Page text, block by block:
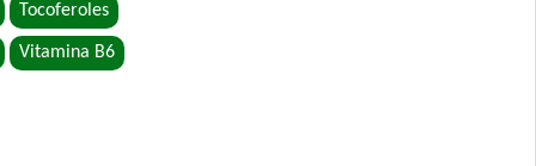
Tocoferoles
Vitamina B6